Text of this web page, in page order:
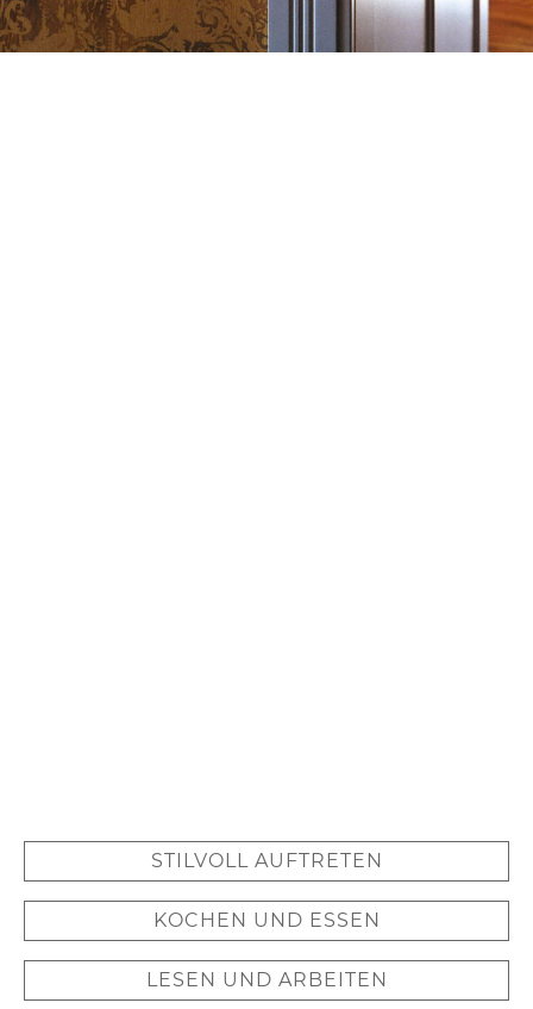
STILVOLL AUFTRETEN
KOCHEN UND ESSEN
LESEN UND ARBEITEN